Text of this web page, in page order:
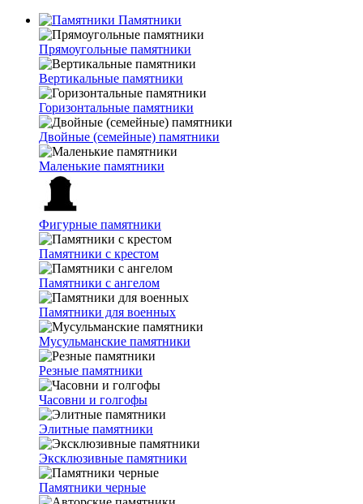
Памятники
Прямоугольные памятники
Вертикальные памятники
Горизонтальные памятники
Двойные (семейные) памятники
Маленькие памятники
Фигурные памятники
Памятники с крестом
Памятники с ангелом
Памятники для военных
Мусульманские памятники
Резные памятники
Часовни и голгофы
Элитные памятники
Эксклюзивные памятники
Памятники черные